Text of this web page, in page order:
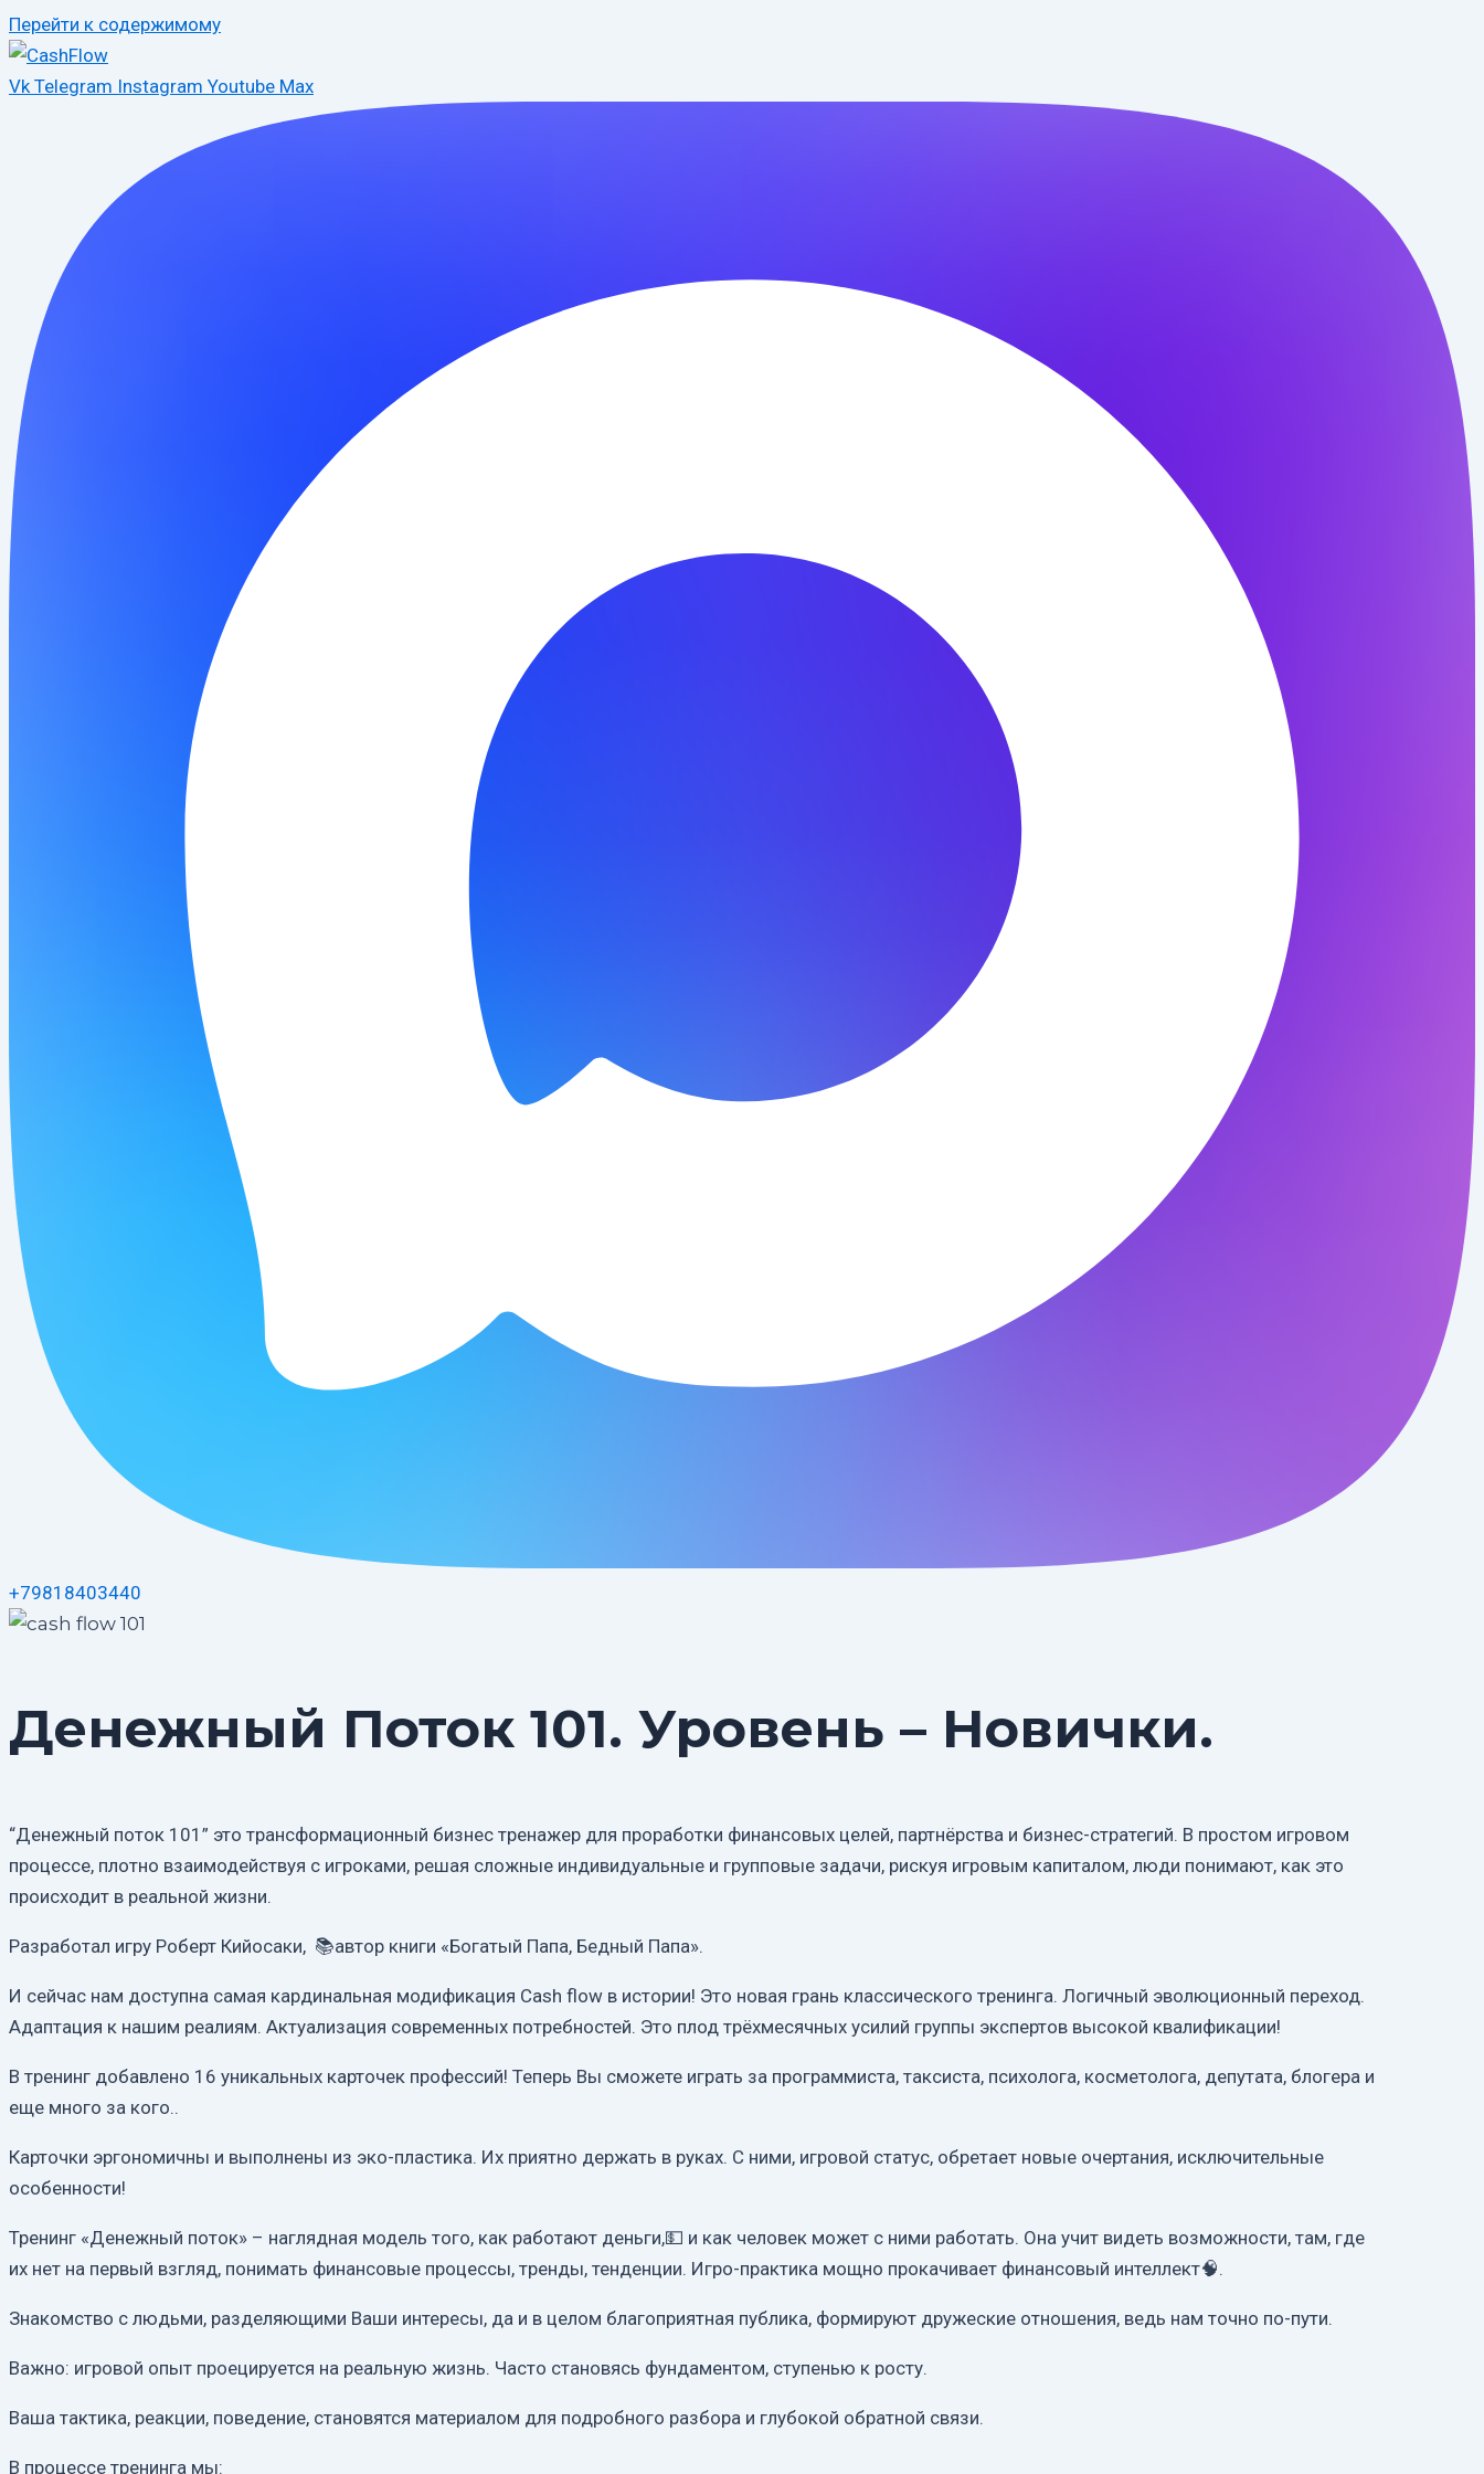
Перейти к содержимому
Vk Telegram Instagram Youtube Max
+79818403440
Денежный Поток 101. Уровень – Новички.
“Денежный поток 101” это трансформационный бизнес тренажер для проработки финансовых целей, партнёрства и бизнес-стратегий. В простом игровом
процессе, плотно взаимодействуя с игроками, решая сложные индивидуальные и групповые задачи, рискуя игровым капиталом, люди понимают, как это
происходит в реальной жизни.
Разработал игру Роберт Кийосаки, 📚автор книги «Богатый Папа, Бедный Папа».
И сейчас нам доступна самая кардинальная модификация Cash flow в истории! Это новая грань классического тренинга. Логичный эволюционный переход.
Адаптация к нашим реалиям. Актуализация современных потребностей. Это плод трёхмесячных усилий группы экспертов высокой квалификации!
В тренинг добавлено 16 уникальных карточек профессий! Теперь Вы сможете играть за программиста, таксиста, психолога, косметолога, депутата, блогера и
еще много за кого..
Карточки эргономичны и выполнены из эко-пластика. Их приятно держать в руках. С ними, игровой статус, обретает новые очертания, исключительные
особенности!
Тренинг «Денежный поток» – наглядная модель того, как работают деньги,💵 и как человек может с ними работать. Она учит видеть возможности, там, где
их нет на первый взгляд, понимать финансовые процессы, тренды, тенденции. Игро-практика мощно прокачивает финансовый интеллект🧠.
Знакомство с людьми, разделяющими Ваши интересы, да и в целом благоприятная публика, формируют дружеские отношения, ведь нам точно по-пути.
Важно: игровой опыт проецируется на реальную жизнь. Часто становясь фундаментом, ступенью к росту.
Ваша тактика, реакции, поведение, становятся материалом для подробного разбора и глубокой обратной связи.
В процессе тренинга мы: